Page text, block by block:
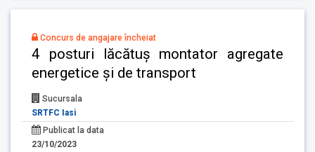
Concurs de angajare încheiat
4 posturi lăcătuș montator agregate
energetice și de transport
Sucursala
SRTFC Iasi
Publicat la data
23/10/2023